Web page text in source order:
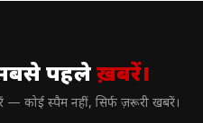
पहलेख़बरें।
— कोई स्पैम नहीं, सिर्फ ज़रूरी खबरें।